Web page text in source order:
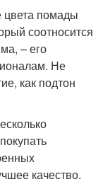
цвета помады
соотносится
– его
Не
как подтон
качество.